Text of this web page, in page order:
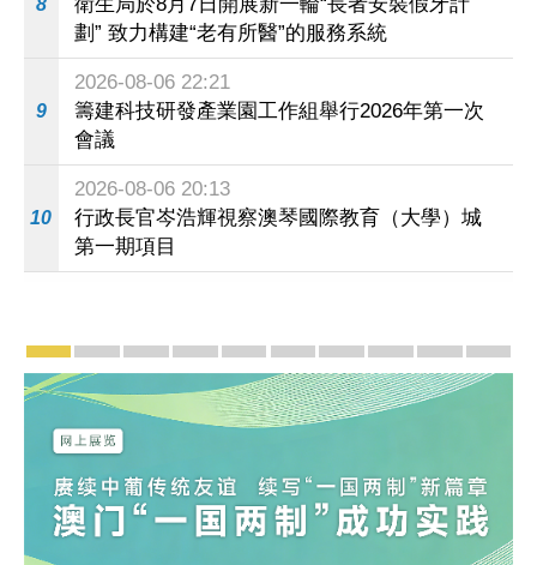
8
衛生局於8月7日開展新一輪“長者安裝假牙計
劃” 致力構建“老有所醫”的服務系統
9
2026-08-06 22:21
籌建科技研發產業園工作組舉行2026年第一次
會議
10
2026-08-06 20:13
行政長官岑浩輝視察澳琴國際教育（大學）城
第一期項目
宣傳及推廣
賡續中葡傳統友誼 續寫“一國兩制”新篇章 — 澳門“
澳門名片集
行政長官岑浩輝11月18日發表2026年施
施政特寫澳門特別行政區經濟和社會發
橫琴粵澳深度合作區專題
施政小講堂
走進澳門澳門相簿
《澳